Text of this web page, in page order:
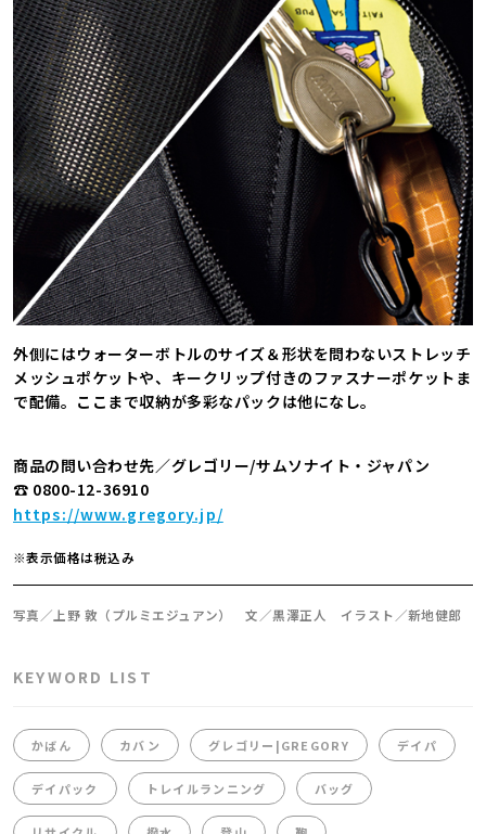
外側にはウォーターボトルのサイズ＆形状を問わないストレッチ
メッシュポケットや、キークリップ付きのファスナーポケットま
で配備。ここまで収納が多彩なパックは他になし。
商品の問い合わせ先／グレゴリー/サムソナイト・ジャパン
☎ 0800-12-36910
https://www.gregory.jp/
※表示価格は税込み
写真／上野 敦（プルミエジュアン） 文／黒澤正人 イラスト／新地健郎
KEYWORD LIST
かばん カバン グレゴリー|GREGORY デイパ
デイパック トレイルランニング バッグ